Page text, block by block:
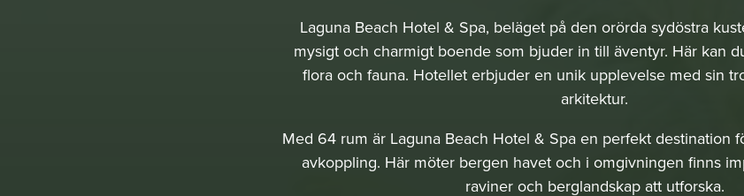
Laguna Beach Hotel & Spa, beläget på den orörda sydöstra
mysigt och charmigt boende som bjuder in till äventyr. Här kan
flora och fauna. Hotellet erbjuder en unik upplevelse med sin
arkitektur.
Med 64 rum är Laguna Beach Hotel & Spa en perfekt destination
avkoppling. Här möter bergen havet och i omgivningen finns
raviner och berglandskap att utforska.